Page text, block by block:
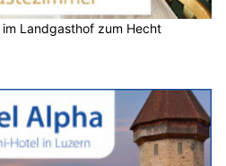
Landgasthof zum Hecht